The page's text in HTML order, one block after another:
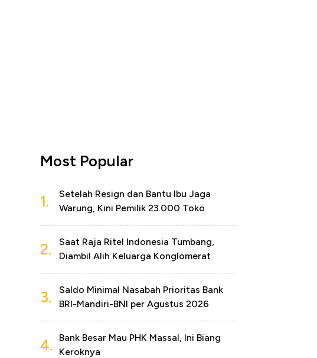
Most Popular
1.
Setelah Resign dan Bantu Ibu Jaga
Warung, Kini Pemilik 23.000 Toko
2.
Saat Raja Ritel Indonesia Tumbang,
Diambil Alih Keluarga Konglomerat
3.
Saldo Minimal Nasabah Prioritas Bank
BRI-Mandiri-BNI per Agustus 2026
4.
Bank Besar Mau PHK Massal, Ini Biang
Keroknya